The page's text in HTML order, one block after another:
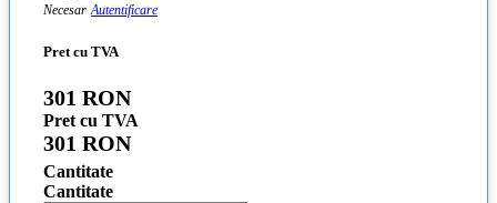
Necesar Autentificare
Pret cu TVA
301 RON
Pret cu TVA
301 RON
Cantitate
Cantitate